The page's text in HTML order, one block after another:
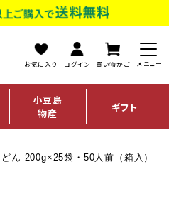
お気に入り ログイン 買い物かご
小豆島
物産
ギフト
ん 200g×25袋・50人前（箱入）